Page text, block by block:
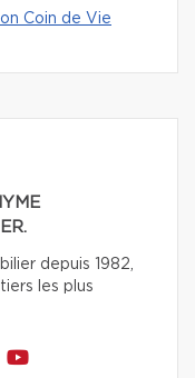
Coin de Vie
depuis 1982,
les plus